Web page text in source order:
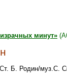
минут»
Ст. Б. Родин/муз.С.